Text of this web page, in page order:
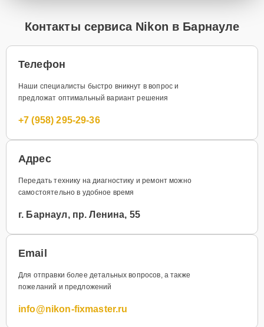
Контакты сервиса Nikon в Барнауле
Телефон
Наши специалисты быстро вникнут в вопрос и
предложат оптимальный вариант решения
+7 (958) 295-29-36
Адрес
Передать технику на диагностику и ремонт можно
самостоятельно в удобное время
г. Барнаул, пр. Ленина, 55
Email
Для отправки более детальных вопросов, а также
пожеланий и предложений
info@nikon-fixmaster.ru